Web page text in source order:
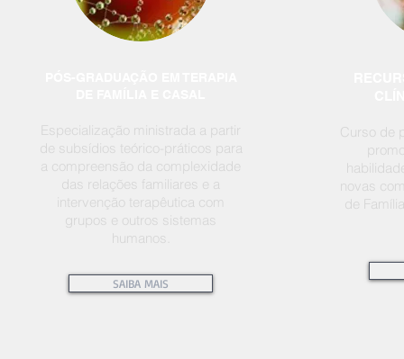
Curso de
novas
de
SAIBA MAIS
Especialização ministrada a partir
de subsídios teórico-práticos para
a compreensão da complexidade
das relações familiares e a
intervenção terapêutica com
grupos e outros sistemas
humanos.